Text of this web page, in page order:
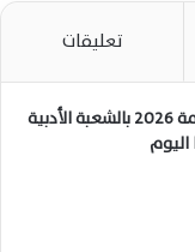
تعليقات
أسماء أوائل الثانوية العامة 2026 بالشعبة الأدبية
اليوم